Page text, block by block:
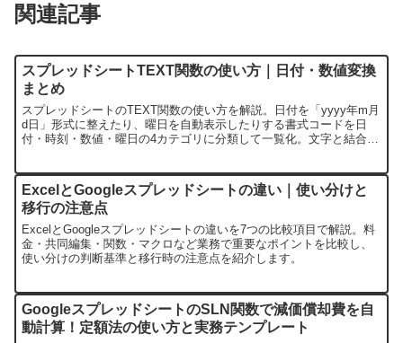
関連記事
スプレッドシートTEXT関数の使い方｜日付・数値変換
まとめ
スプレッドシートのTEXT関数の使い方を解説。日付を「yyyy年m月
d日」形式に整えたり、曜日を自動表示したりする書式コードを日
付・時刻・数値・曜日の4カテゴリに分類して一覧化。文字と結合す
ExcelとGoogleスプレッドシートの違い｜使い分けと
移行の注意点
ExcelとGoogleスプレッドシートの違いを7つの比較項目で解説。料
金・共同編集・関数・マクロなど業務で重要なポイントを比較し、
使い分けの判断基準と移行時の注意点を紹介します。
GoogleスプレッドシートのSLN関数で減価償却費を自
動計算！定額法の使い方と実務テンプレート